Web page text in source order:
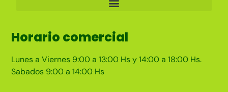
Horario comercial
Lunes a Viernes 9:00 a 13:00 Hs y 14:00 a 18:00 Hs.
Sabados 9:00 a 14:00 Hs